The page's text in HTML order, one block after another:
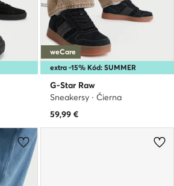
extra -15% Kód: SUMMER
weCare
G-Star Raw
Sneakersy · Čierna
59,99 €